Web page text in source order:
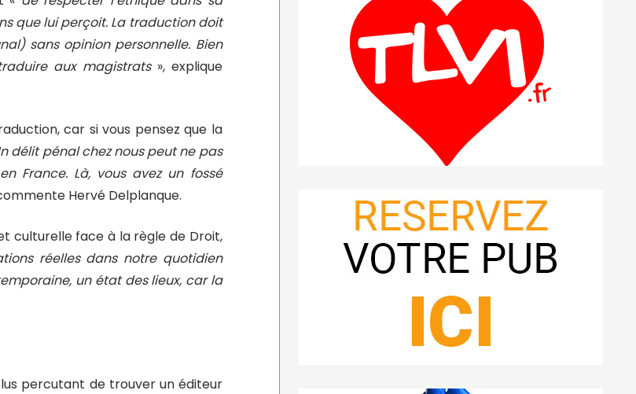
que lui perçoit. La traduction doit
sans opinion personnelle. Bien
aux magistrats », explique
car si vous pensez que la
délit pénal chez nous peut ne pas
France. Là, vous avez un fossé
Hervé Delplanque.
culturelle face à la règle de Droit,
réelles dans notre quotidien
un état des lieux, car la
percutant de trouver un éditeur